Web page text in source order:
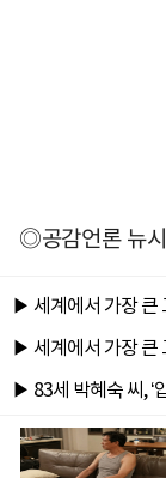
◎공감언론 뉴